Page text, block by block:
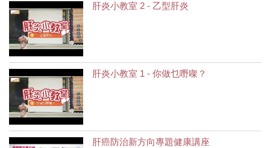
肝炎小教室 2 - 乙型肝炎
肝炎小教室 1 - 你做乜嘢㗎？
肝癌防治新方向專題健康講座